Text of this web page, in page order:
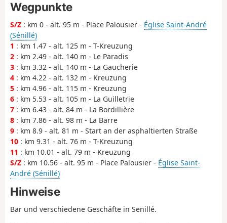
Wegpunkte
S/Z : km 0 - alt. 95 m - Place Palousier - Église Saint-André
(Sénillé)
1 : km 1.47 - alt. 125 m - T-Kreuzung
2 : km 2.49 - alt. 140 m - Le Paradis
3 : km 3.32 - alt. 140 m - La Gaucherie
4 : km 4.22 - alt. 132 m - Kreuzung
5 : km 4.96 - alt. 115 m - Kreuzung
6 : km 5.53 - alt. 105 m - La Guilletrie
7 : km 6.43 - alt. 84 m - La Bordillière
8 : km 7.86 - alt. 98 m - La Barre
9 : km 8.9 - alt. 81 m - Start an der asphaltierten Straße
10 : km 9.31 - alt. 76 m - T-Kreuzung
11 : km 10.01 - alt. 79 m - Kreuzung
S/Z : km 10.56 - alt. 95 m - Place Palousier - Église Saint-
André (Sénillé)
Hinweise
Bar und verschiedene Geschäfte in Senillé.